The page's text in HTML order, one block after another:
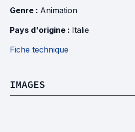
Genre : Animation
Pays d'origine : Italie
Fiche technique
IMAGES